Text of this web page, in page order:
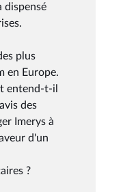
dispensé
plus
en Europe.
entend-t-il
des
Imerys à
d'un
?